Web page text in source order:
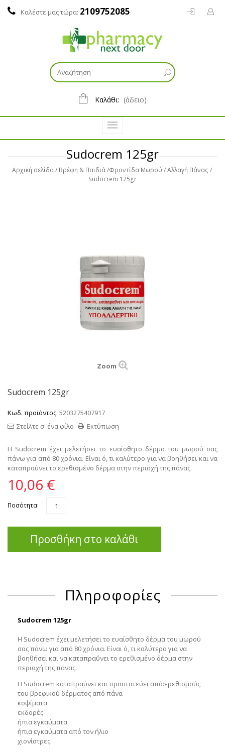
Καλέστε μας τώρα: 2109752085
Καλάθι: (άδειο)
Sudocrem 125gr
Αρχική σελίδα Βρέφη & Παιδιά Φροντίδα Μωρού
Αλλαγή Πάνας
Sudocrem 125gr
Zoom
Sudocrem 125gr
Κωδ. προϊόντος: 5203275407917
Εκτύπωση
Στείλτε σ' ένα φίλο
Η Sudocrem έχει μελετήσει το ευαίσθητο δέρμα του μωρού σας
πάνω για από 80 χρόνια. Είναι ό, τι καλύτερο για να βοηθήσει και να
καταπραΰνει το ερεθισμένο δέρμα στην περιοχή της πάνας.
10,06 €
Ποσότητα:
Προσθήκη στο καλάθι
Πληροφορίες
Sudocrem 125gr
Η Sudocrem έχει μελετήσει το ευαίσθητο δέρμα του μωρού
σας πάνω για από 80 χρόνια. Είναι ό, τι καλύτερο για να
βοηθήσει και να καταπραΰνει το ερεθισμένο δέρμα στην
περιοχή της πάνας.
Η Sudocrem καταπραΰνει και προστατεύει από:ερεθισμούς
του βρεφικού δέρματος από πάνα
κοψίματα
εκδορές
ήπια εγκαύματα
ήπια εγκαύματα από τον ήλιο
χιονίστρες